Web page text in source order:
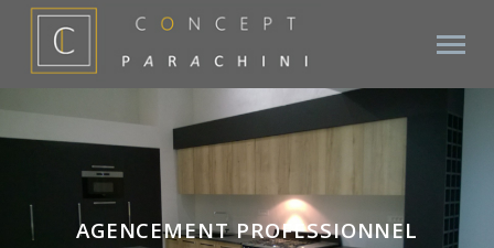
AGENCEMENT PROFESSIONNEL